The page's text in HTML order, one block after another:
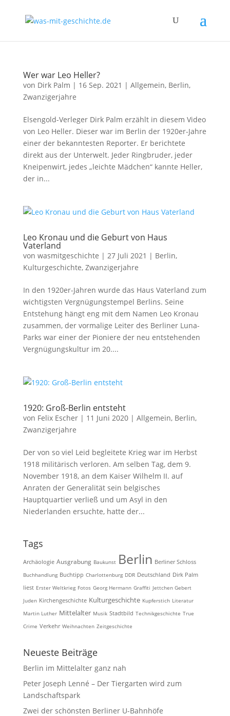
Wer war Leo Heller?
von Dirk Palm | 16 Sep. 2021 | Allgemein, Berlin,
Zwanzigerjahre
Elsengold-Verleger Dirk Palm erzählt in diesem Video
von Leo Heller. Dieser war im Berlin der 1920er-Jahre
einer der bekanntesten Reporter. Er berichtete
direkt aus der Unterwelt. Jeder Ringbruder, jeder
Kneipenwirt, jedes „leichte Mädchen“ kannte Heller,
der in...
Leo Kronau und die Geburt von Haus
Vaterland
von wasmitgeschichte | 27 Juli 2021 | Berlin,
Kulturgeschichte, Zwanzigerjahre
In den 1920er-Jahren wurde das Haus Vaterland zum
wichtigsten Vergnügungstempel Berlins. Seine
Entstehung hängt eng mit dem Namen Leo Kronau
zusammen, der vormalige Leiter des Berliner Luna-
Parks war einer der Pioniere der neu entstehenden
Vergnügungskultur im 20....
1920: Groß-Berlin entsteht
von Felix Escher| 11 Juni 2020| Allgemein, Berlin,
Zwanzigerjahre
Der von so viel Leid begleitete Krieg war im Herbst
1918 militärisch verloren. Am selben Tag, dem 9.
November 1918, an dem Kaiser Wilhelm II. auf
Anraten der Generalität sein belgisches
Hauptquartier verließ und um Asyl in den
Niederlanden ersuchte, hatte der...
Tags
Archäologie Ausgrabung Baukunst Berlin Berliner Schloss
Buchhandlung Buchtipp Charlottenburg DDR Deutschland Dirk Palm
liest Erster Weltkrieg Fotos Georg Hermann Graffiti Jettchen Gebert
Juden Kirchengeschichte Kulturgeschichte Kupferstich Literatur
Martin Luther Mittelalter Musik Stadtbild Technikgeschichte True
Crime Verkehr Weihnachten Zeitgeschichte
Neueste Beiträge
Berlin im Mittelalter ganz nah
Peter Joseph Lenné – Der Tiergarten wird zum
Landschaftspark
Zwei der schönsten Berliner U-Bahnhöfe